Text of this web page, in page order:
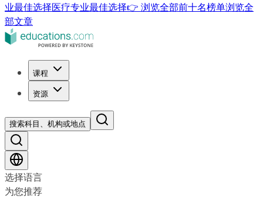
业最佳选择医疗专业最佳选择👉 浏览全部前十名榜单浏览全
部文章
课程
资源
搜索科目、机构或地点
选择语言
为您推荐